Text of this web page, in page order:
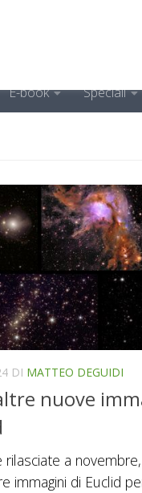
E-book Speciali
DI MATTEO DEGUIDI
nuove
a
immagini di Euclid